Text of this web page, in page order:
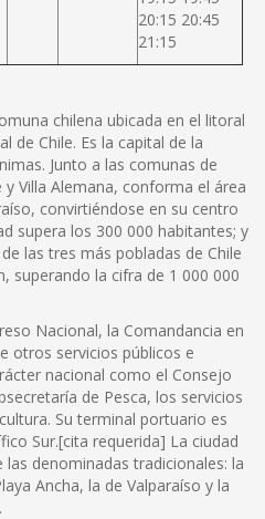
20:15 20:45
21:15
chilena ubicada en el litoral
de Chile. Es la capital de la
Junto a las comunas de
Villa Alemana, conforma el área
convirtiéndose en su centro
supera los 300 000 habitantes; y
las tres más pobladas de Chile
superando la cifra de 1 000 000
Nacional, la Comandancia en
otros servicios públicos e
nacional como el Consejo
de Pesca, los servicios
Su terminal portuario es
Sur.[cita requerida] La ciudad
denominadas tradicionales: la
Ancha, la de Valparaíso y la